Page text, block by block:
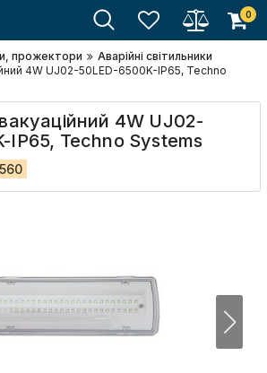
0
прожектори
Аварійні світильники
4W UJ02-50LED-6500K-IP65, Techno
4W UJ02-
IP65, Techno Systems